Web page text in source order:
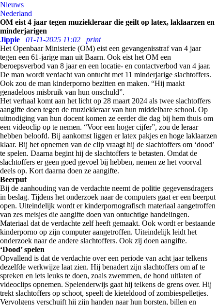
Nieuws
Nederland
OM eist 4 jaar tegen muziekleraar die geilt op latex, laklaarzen en
minderjarigen
Jippie
01-11-2025 11:02
print
Het Openbaar Ministerie (OM) eist een gevangenisstraf van 4 jaar
tegen een 61-jarige man uit Baarn. Ook eist het OM een
beroepsverbod van 8 jaar en een locatie- en contactverbod van 4 jaar.
De man wordt verdacht van ontucht met 11 minderjarige slachtoffers.
Ook zou de man kinderporno bezitten en maken. “Hij maakt
genadeloos misbruik van hun onschuld”.
Het verhaal komt aan het licht op 28 maart 2024 als twee slachtoffers
aangifte doen tegen de muziekleraar van hun middelbare school. Op
uitnodiging van hun docent komen ze eerder die dag bij hem thuis om
een videoclip op te nemen. “Voor een hoger cijfer”, zou de leraar
hebben beloofd. Bij aankomst liggen er latex pakjes en hoge laklaarzen
klaar. Bij het opnemen van de clip vraagt hij de slachtoffers om ‘dood’
te spelen. Daarna begint hij de slachtoffers te betasten. Omdat de
slachtoffers er geen goed gevoel bij hebben, nemen ze het voorval
deels op. Kort daarna doen ze aangifte.
Beerput
Bij de aanhouding van de verdachte neemt de politie gegevensdragers
in beslag. Tijdens het onderzoek naar de computers gaat er een beerput
open. Uiteindelijk wordt er kinderpornografisch materiaal aangetroffen
van zes meisjes die aangifte doen van ontuchtige handelingen.
Materiaal dat de verdachte zelf heeft gemaakt. Ook wordt er bestaande
kinderporno op zijn computer aangetroffen. Uiteindelijk leidt het
onderzoek naar de andere slachtoffers. Ook zij doen aangifte.
‘Dood’ spelen
Opvallend is dat de verdachte over een periode van acht jaar telkens
dezelfde werkwijze laat zien. Hij benadert zijn slachtoffers om af te
spreken en iets leuks te doen, zoals zwemmen, de hond uitlaten of
videoclips opnemen. Spelenderwijs gaat hij telkens de grens over. Hij
trekt slachtoffers op schoot, speelt de kieteldood of zombiespelletjes.
Vervolgens verschuift hij zijn handen naar hun borsten, billen en